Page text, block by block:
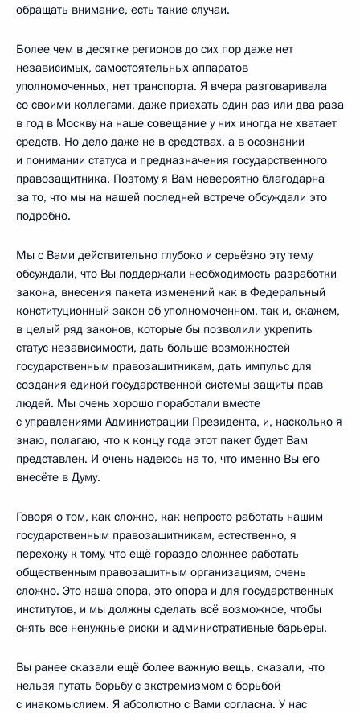
обращать внимание, есть такие случаи.
Более чем в десятке регионов до сих пор даже нет
независимых, самостоятельных аппаратов
уполномоченных, нет транспорта. Я вчера разговаривала
со своими коллегами, даже приехать один раз или два раза
в год в Москву на наше совещание у них иногда не хватает
средств. Но дело даже не в средствах, а в осознании
и понимании статуса и предназначения государственного
правозащитника. Поэтому я Вам невероятно благодарна
за то, что мы на нашей последней встрече обсуждали это
подробно.
Мы с Вами действительно глубоко и серьёзно эту тему
обсуждали, что Вы поддержали необходимость разработки
закона, внесения пакета изменений как в Федеральный
конституционный закон об уполномоченном, так и, скажем,
в целый ряд законов, которые бы позволили укрепить
статус независимости, дать больше возможностей
государственным правозащитникам, дать импульс для
создания единой государственной системы защиты прав
людей. Мы очень хорошо поработали вместе
с управлениями Администрации Президента, и, насколько я
знаю, полагаю, что к концу года этот пакет будет Вам
представлен. И очень надеюсь на то, что именно Вы его
внесёте в Думу.
Говоря о том, как сложно, как непросто работать нашим
государственным правозащитникам, естественно, я
перехожу к тому, что ещё гораздо сложнее работать
общественным правозащитным организациям, очень
сложно. Это наша опора, это опора и для государственных
институтов, и мы должны сделать всё возможное, чтобы
снять все ненужные риски и административные барьеры.
Вы ранее сказали ещё более важную вещь, сказали, что
нельзя путать борьбу с экстремизмом с борьбой
с инакомыслием. Я абсолютно с Вами согласна. У нас